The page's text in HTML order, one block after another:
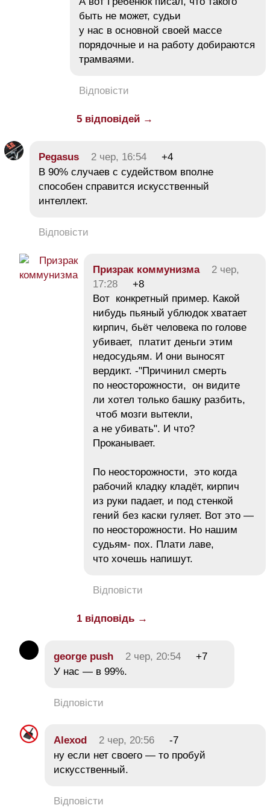
быть не может, судьи
у нас в основной своей массе
порядочные и на работу добираются
трамваями.
Відповісти
5 відповідей →
Pegasus 2 чер, 16:54
+4
В 90% случаев с судейством вполне
способен справится искусственный
интеллект.
Відповісти
Призрак коммунизма
2 чер,
17:28
+8
Вот конкретный пример. Какой
нибудь пьяный ублюдок хватает
кирпич, бьёт человека по голове
убивает, платит деньги этим
недосудьям. И они выносят
вердикт. -"Причинил смерть
по неосторожности, он видите
ли хотел только башку разбить,
чтоб мозги вытекли,
а не убивать". И что?
Проканывает.
По неосторожности, это когда
рабочий кладку кладёт, кирпич
из руки падает, и под стенкой
гений без каски гуляет. Вот это —
по неосторожности. Но нашим
судьям- пох. Плати лаве,
что хочешь напишут.
Відповісти
1 відповідь →
george push 2 чер, 20:54
+7
У нас — в 99%.
Відповісти
Alexod 2 чер, 20:56
-7
ну если нет своего — то пробуй
искусственный.
Відповісти